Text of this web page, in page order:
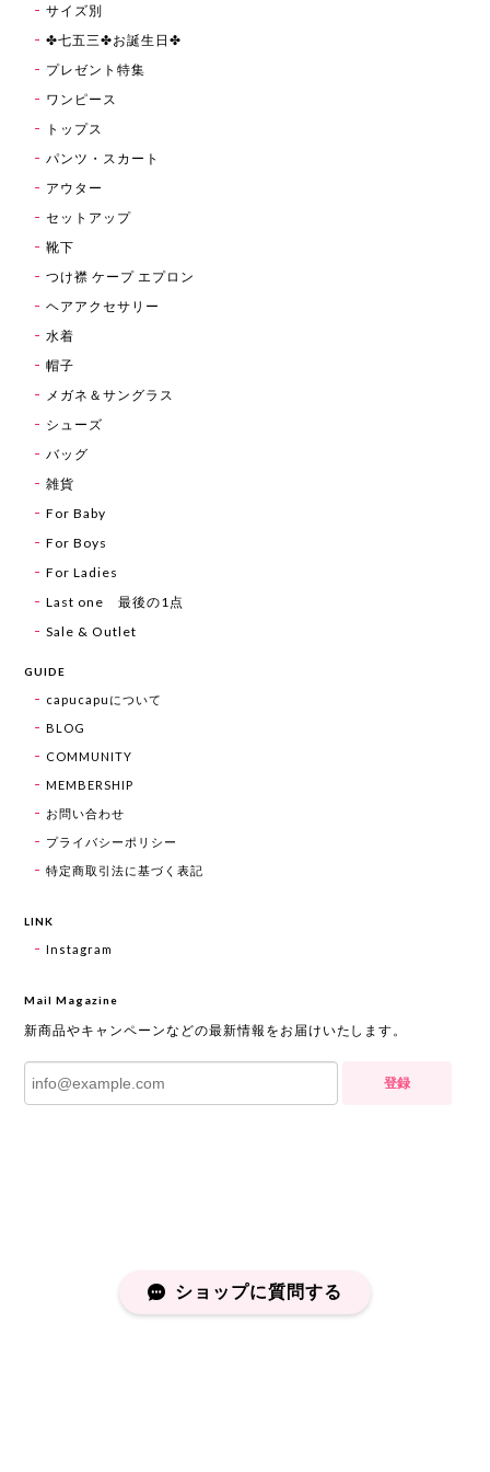
サイズ別
✤七五三✤お誕生日✤
プレゼント特集
ワンピース
トップス
パンツ・スカート
アウター
セットアップ
靴下
つけ襟 ケープ エプロン
ヘアアクセサリー
水着
帽子
メガネ＆サングラス
シューズ
バッグ
雑貨
For Baby
For Boys
For Ladies
Last one 最後の1点
Sale & Outlet
GUIDE
capucapuについて
BLOG
COMMUNITY
MEMBERSHIP
お問い合わせ
プライバシーポリシー
特定商取引法に基づく表記
LINK
Instagram
Mail Magazine
新商品やキャンペーンなどの最新情報をお届けいたします。
登録
ショップに質問する